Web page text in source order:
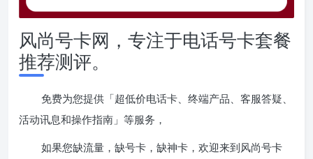
风尚号卡网，专注于电话号卡套餐
推荐测评。
免费为您提供「超低价电话卡、终端产品、客服答疑、
活动讯息和操作指南」等服务，
如果您缺流量，缺号卡，缺神卡，欢迎来到风尚号卡